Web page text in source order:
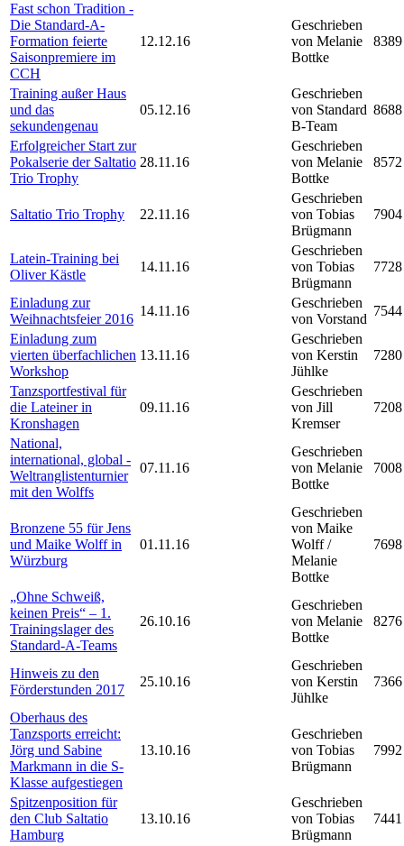
Fast schon Tradition -
Die Standard-A-
Formation feierte
Saisonpremiere im
CCH
12.12.16
Geschrieben
von Melanie
Bottke
8389
Training außer Haus
und das
sekundengenau
05.12.16
Geschrieben
von Standard
B-Team
8688
Erfolgreicher Start zur
Pokalserie der Saltatio
Trio Trophy
28.11.16
Geschrieben
von Melanie
Bottke
8572
Saltatio Trio Trophy 22.11.16
Geschrieben
von Tobias
Brügmann
7904
Latein-Training bei
Oliver Kästle
14.11.16
Geschrieben
von Tobias
Brügmann
7728
Einladung zur
Weihnachtsfeier 2016
14.11.16
Geschrieben
von Vorstand
7544
Einladung zum
vierten überfachlichen
Workshop
13.11.16
Geschrieben
von Kerstin
Jühlke
7280
Tanzsportfestival für
die Lateiner in
Kronshagen
09.11.16
Geschrieben
von Jill
Kremser
7208
National,
international, global -
Weltranglistenturnier
mit den Wolffs
07.11.16
Geschrieben
von Melanie
Bottke
7008
Bronzene 55 für Jens
und Maike Wolff in
Würzburg
01.11.16
Geschrieben
von Maike
Wolff /
Melanie
Bottke
7698
„Ohne Schweiß,
keinen Preis“ – 1.
Trainingslager des
Standard-A-Teams
26.10.16
Geschrieben
von Melanie
Bottke
8276
Hinweis zu den
Förderstunden 2017
25.10.16
Geschrieben
von Kerstin
Jühlke
7366
Oberhaus des
Tanzsports erreicht:
Jörg und Sabine
Markmann in die S-
Klasse aufgestiegen
13.10.16
Geschrieben
von Tobias
Brügmann
7992
Spitzenposition für
den Club Saltatio
Hamburg
13.10.16
Geschrieben
von Tobias
Brügmann
7441